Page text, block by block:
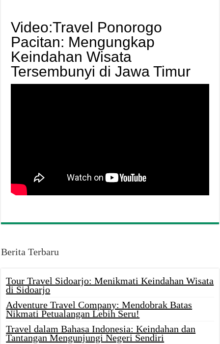
Video:Travel Ponorogo
Pacitan: Mengungkap
Keindahan Wisata
Tersembunyi di Jawa Timur
Berita Terbaru
Tour Travel Sidoarjo: Menikmati Keindahan Wisata
di Sidoarjo
Adventure Travel Company: Mendobrak Batas
Nikmati Petualangan Lebih Seru!
Travel dalam Bahasa Indonesia: Keindahan dan
Tantangan Mengunjungi Negeri Sendiri